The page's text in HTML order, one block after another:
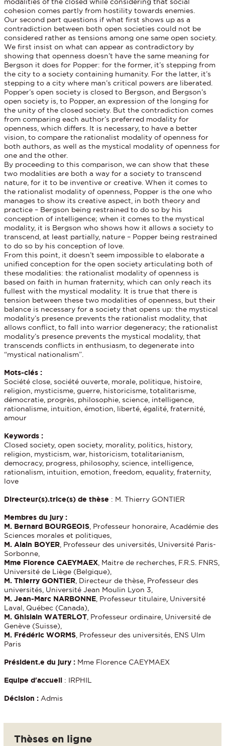
cohesion comes partly from hostility towards enemies.
Our second part questions if what first shows up as a
contradiction between both open societies could not be
considered rather as tensions among one same open society.
We first insist on what can appear as contradictory by
showing that openness doesn’t have the same meaning for
Bergson it does for Popper: for the former, it’s stepping from
the city to a society containing humanity. For the latter, it’s
stepping to a city where man’s critical powers are liberated.
Popper’s open society is closed to Bergson, and Bergson’s
open society is, to Popper, an expression of the longing for
the unity of the closed society. But the contradiction comes
from comparing each author’s preferred modality for
openness, which differs. It is necessary, to have a better
vision, to compare the rationalist modality of openness for
both authors, as well as the mystical modality of openness for
one and the other.
By proceeding to this comparison, we can show that these
two modalities are both a way for a society to transcend
nature, for it to be inventive or creative. When it comes to
the rationalist modality of openness, Popper is the one who
manages to show its creative aspect, in both theory and
practice – Bergson being restrained to do so by his
conception of intelligence; when it comes to the mystical
modality, it is Bergson who shows how it allows a society to
transcend, at least partially, nature – Popper being restrained
to do so by his conception of love.
From this point, it doesn’t seem impossible to elaborate a
unified conception for the open society articulating both of
these modalities: the rationalist modality of openness is
based on faith in human fraternity, which can only reach its
fullest with the mystical modality. It is true that there is
tension between these two modalities of openness, but their
balance is necessary for a society that opens up: the mystical
modality’s presence prevents the rationalist modality, that
allows conflict, to fall into warrior degeneracy; the rationalist
modality’s presence prevents the mystical modality, that
transcends conflicts in enthusiasm, to degenerate into
“mystical nationalism”.
Mots-clés :
Société close, société ouverte, morale, politique, histoire,
religion, mysticisme, guerre, historicisme, totalitarisme,
démocratie, progrès, philosophie, science, intelligence,
rationalisme, intuition, émotion, liberté, égalité, fraternité,
amour
Keywords :
Closed society, open society, morality, politics, history,
religion, mysticism, war, historicism, totalitarianism,
democracy, progress, philosophy, science, intelligence,
rationalism, intuition, emotion, freedom, equality, fraternity,
love
Directeur(s).trice(s) de thèse : M. Thierry GONTIER
Membres du jury :
M. Bernard BOURGEOIS , Professeur honoraire, Académie des
Sciences morales et politiques,
M. Alain BOYER , Professeur des universités, Université Paris-
Sorbonne,
Mme Florence CAEYMAEX , Maitre de recherches, F.R.S. FNRS,
Université de Liège (Belgique),
M. Thierry GONTIER , Directeur de thèse, Professeur des
universités, Université Jean Moulin Lyon 3,
M. Jean-Marc NARBONNE , Professeur titulaire, Université
Laval, Québec (Canada),
M. Ghislain WATERLOT , Professeur ordinaire, Université de
Genève (Suisse),
M. Frédéric WORMS , Professeur des universités, ENS Ulm
Paris
Président.e du jury : Mme Florence CAEYMAEX
Equipe d'accueil : IRPHIL
Décision : Admis
Thèses en ligne